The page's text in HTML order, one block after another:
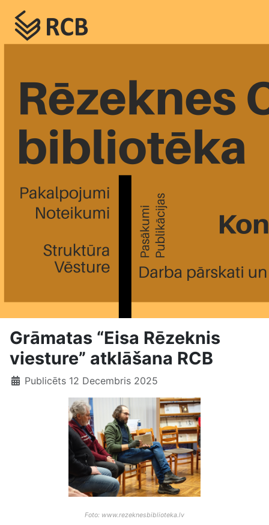
Grāmatas “Eisa Rēzeknis
viesture” atklāšana RCB
Publicēts 12 Decembris 2025
Foto: www.rezeknesbiblioteka.lv